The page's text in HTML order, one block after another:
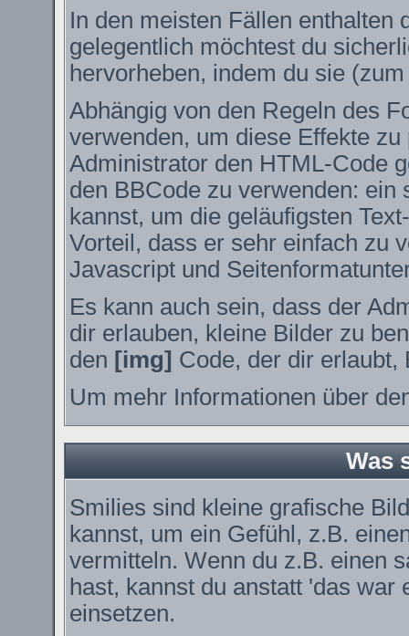
In den meisten Fällen enthalten
gelegentlich möchtest du
hervorheben, indem du sie
Abhängig von den Regeln des
verwenden, um diese Effekte
Administrator den HTML-Code
den BBCode zu verwenden: ein
kannst, um die geläufigsten
Vorteil, dass er sehr einfach zu
Javascript und
Es kann auch sein, dass der
dir erlauben, kleine Bilder zu
den [img] Code, der dir erlaubt,
Um mehr Informationen über
Was
Smilies sind kleine grafische
kannst, um ein Gefühl, z.B.
vermitteln. Wenn du z.B. einen
hast, kannst du anstatt 'das
einsetzen.